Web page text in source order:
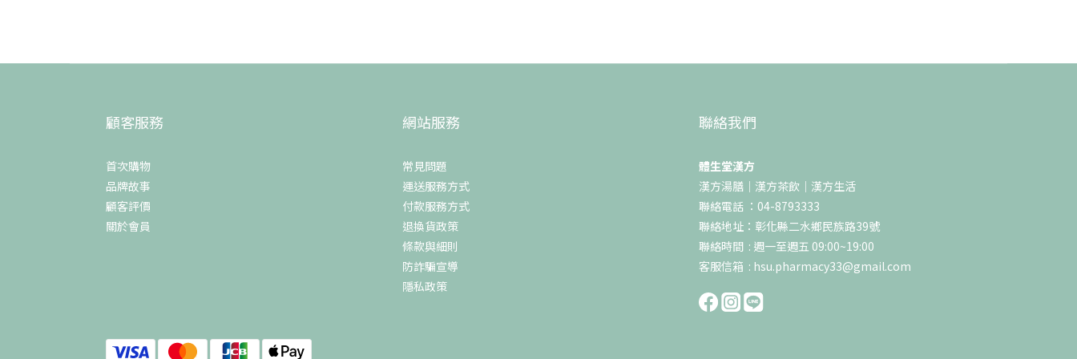
顧客服務
首次購物
品牌故事
顧客評價
關於會員
網站服務
常見問題
運送服務方式
付款服務方式
退換貨政策
條款與細則
防詐騙宣導
隱私政策
聯絡我們
體生堂漢方
漢方湯膳｜漢方茶飲｜漢方生活
聯絡電話 ：04-8793333
聯絡地址：彰化縣二水鄉民族路39號
聯絡時間 : 週一至週五 09:00~19:00
客服信箱 : hsu.pharmacy33@gmail.com